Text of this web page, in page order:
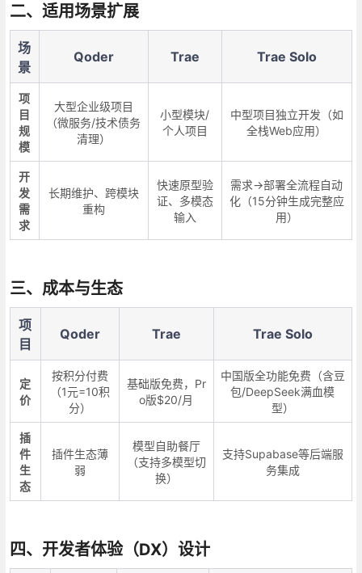
二、适用场景扩展
场
景
Qoder Trae Trae Solo
项
目
规
模
大型企业级项目
（微服务/技术债务
清理）
小型模块/
个人项目
中型项目独立开发（如
全栈Web应用）
开
发
需
求
长期维护、跨模块
重构
快速原型验
证、多模态
输入
需求→部署全流程自动
化（15分钟生成完整应
用）
三、成本与生态
项
目
Qoder Trae Trae Solo
定
价
按积分付费
（1元=10积
分）
基础版免费，Pr
o版$20/月
中国版全功能免费（含豆
包/DeepSeek满血模
型）
插
件
生
态
插件生态薄
弱
模型自助餐厅
（支持多模型切
换）
支持Supabase等后端服
务集成
四、开发者体验（DX）设计